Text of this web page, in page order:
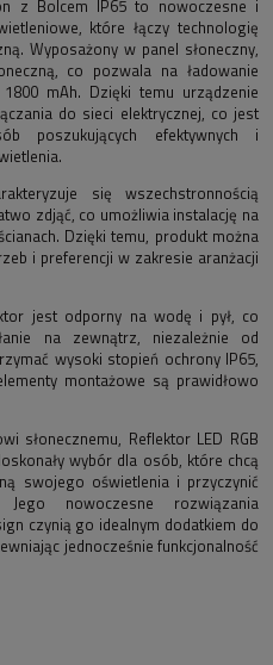
z Bolcem IP65 to nowoczesne i
które łączy technologię
Wyposażony w panel słoneczny,
co pozwala na ładowanie
mAh. Dzięki temu urządzenie
do sieci elektrycznej, co jest
poszukujących efektywnych i
się wszechstronnością
zdjąć, co umożliwia instalację na
Dzięki temu, produkt można
i preferencji w zakresie aranżacji
jest odporny na wodę i pył, co
na zewnątrz, niezależnie od
wysoki stopień ochrony IP65,
montażowe są prawidłowo
słonecznemu, Reflektor LED RGB
wybór dla osób, które chcą
swojego oświetlenia i przyczynić
nowoczesne rozwiązania
czynią go idealnym dodatkiem do
jednocześnie funkcjonalność